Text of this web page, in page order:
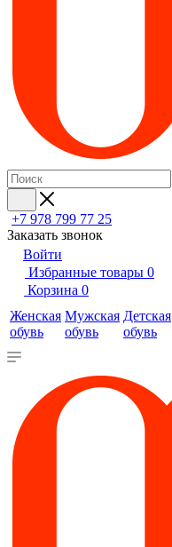
+7 978 799 77 25
Заказать звонок
Войти
Избранные товары 0
Корзина 0
Женская
обувь
Мужская
обувь
Детская
обувь